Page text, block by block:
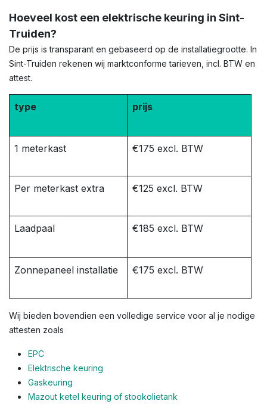
Hoeveel kost een elektrische keuring in Sint-
Truiden?
De prijs is transparant en gebaseerd op de installatiegrootte. In
Sint-Truiden rekenen wij marktconforme tarieven, incl. BTW en
attest.
type prijs
1 meterkast €175 excl. BTW
Per meterkast extra €125 excl. BTW
Laadpaal €185 excl. BTW
Zonnepaneel installatie €175 excl. BTW
Wij bieden bovendien een volledige service voor al je nodige
attesten zoals
EPC
Elektrische keuring
Gaskeuring
Mazout ketel keuring of stookolietank